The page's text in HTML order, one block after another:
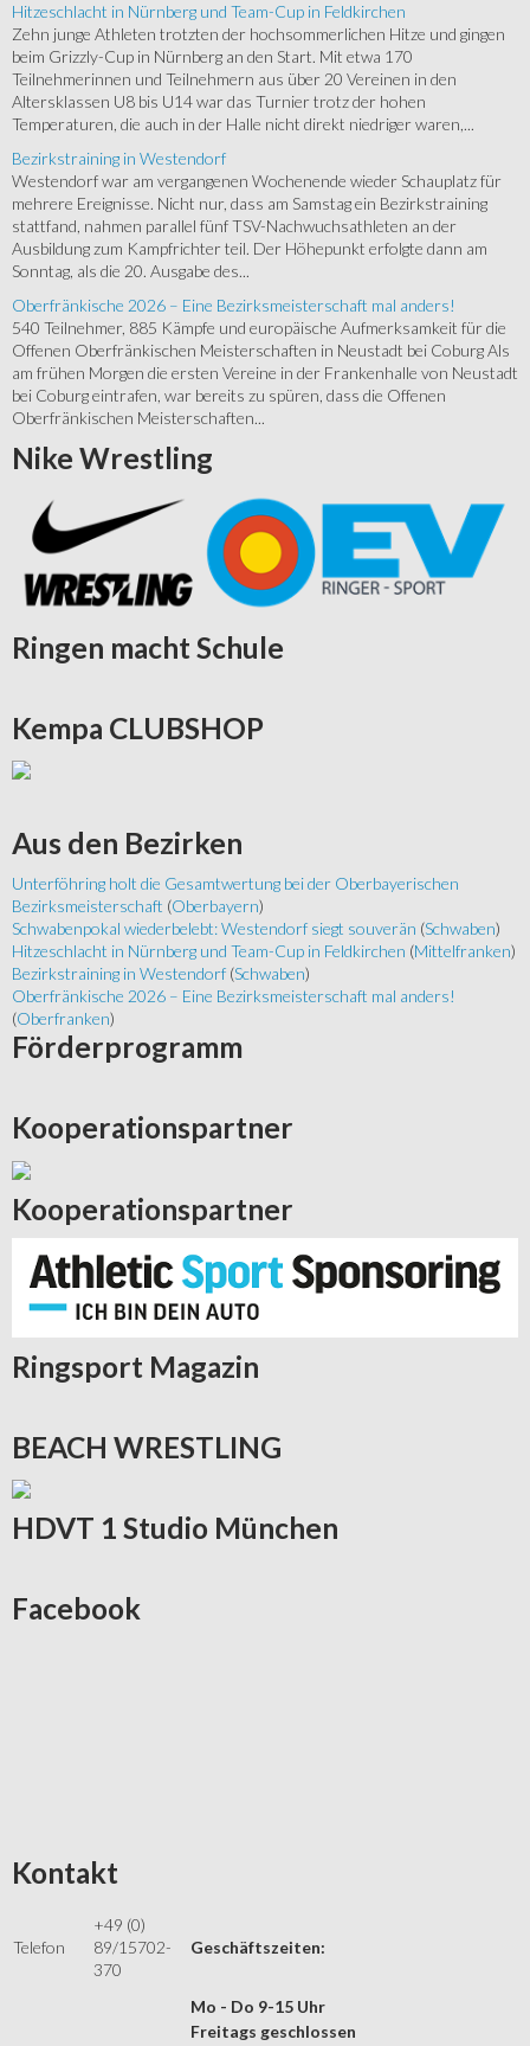
Hitzeschlacht in Nürnberg und Team-Cup in Feldkirchen
Zehn junge Athleten trotzten der hochsommerlichen Hitze und gingen
beim Grizzly-Cup in Nürnberg an den Start. Mit etwa 170
Teilnehmerinnen und Teilnehmern aus über 20 Vereinen in den
Altersklassen U8 bis U14 war das Turnier trotz der hohen
Temperaturen, die auch in der Halle nicht direkt niedriger waren,...
Bezirkstraining in Westendorf
Westendorf war am vergangenen Wochenende wieder Schauplatz für
mehrere Ereignisse. Nicht nur, dass am Samstag ein Bezirkstraining
stattfand, nahmen parallel fünf TSV-Nachwuchsathleten an der
Ausbildung zum Kampfrichter teil. Der Höhepunkt erfolgte dann am
Sonntag, als die 20. Ausgabe des...
Oberfränkische 2026 – Eine Bezirksmeisterschaft mal anders!
540 Teilnehmer, 885 Kämpfe und europäische Aufmerksamkeit für die
Offenen Oberfränkischen Meisterschaften in Neustadt bei Coburg Als
am frühen Morgen die ersten Vereine in der Frankenhalle von Neustadt
bei Coburg eintrafen, war bereits zu spüren, dass die Offenen
Oberfränkischen Meisterschaften...
Nike Wrestling
Ringen macht Schule
Kempa CLUBSHOP
Aus den Bezirken
Unterföhring holt die Gesamtwertung bei der Oberbayerischen
Bezirksmeisterschaft (Oberbayern)
Schwabenpokal wiederbelebt: Westendorf siegt souverän (Schwaben)
Hitzeschlacht in Nürnberg und Team-Cup in Feldkirchen (Mittelfranken)
Bezirkstraining in Westendorf (Schwaben)
Oberfränkische 2026 – Eine Bezirksmeisterschaft mal anders!
(Oberfranken)
Förderprogramm
Kooperationspartner
Kooperationspartner
Ringsport Magazin
BEACH WRESTLING
HDVT 1 Studio München
Facebook
Kontakt
Telefon
+49 (0)
89/15702-
370
Geschäftszeiten:
Mo - Do 9-15 Uhr
Freitags geschlossen